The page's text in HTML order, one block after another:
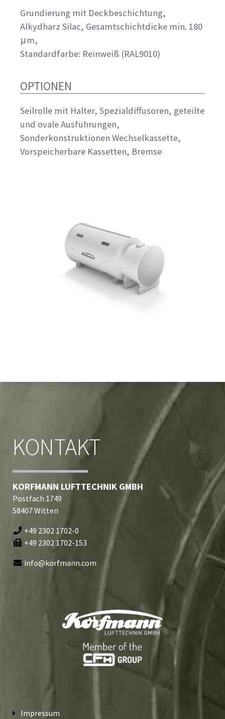
Grundierung mit Deckbeschichtung,
Alkydharz Silac, Gesamtschichtdicke min. 180
μm,
Standardfarbe: Reinweiß (RAL9010)
OPTIONEN
Seilrolle mit Halter, Spezialdiffusoren, geteilte
und ovale Ausführungen,
Sonderkonstruktionen Wechselkassette,
Vorspeicherbare Kassetten, Bremse
KONTAKT
KORFMANN LUFTTECHNIK GMBH
Postfach 1749
58407 Witten
+49 2302 1702-0
+49 2302 1702-153
info@korfmann.com
Impressum